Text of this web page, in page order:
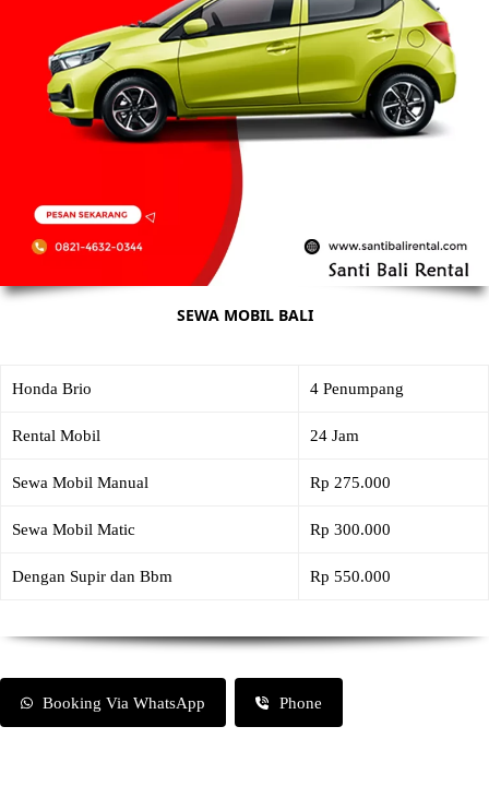
SEWA MOBIL BALI
Honda Brio 4 Penumpang
Rental Mobil 24 Jam
Sewa Mobil Manual Rp 275.000
Sewa Mobil Matic Rp 300.000
Dengan Supir dan Bbm Rp 550.000
Booking Via WhatsApp Phone